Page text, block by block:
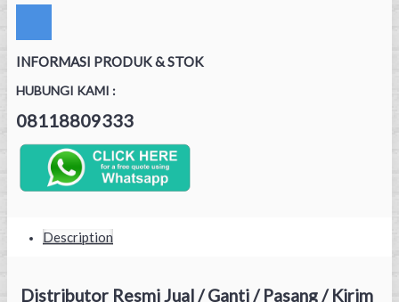
INFORMASI PRODUK & STOK
HUBUNGI KAMI :
08118809333
Description
Distributor Resmi Jual / Ganti / Pasang / Kirim